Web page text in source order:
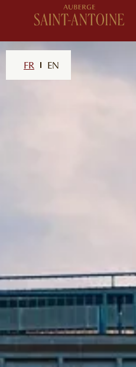
// ensure leading slash